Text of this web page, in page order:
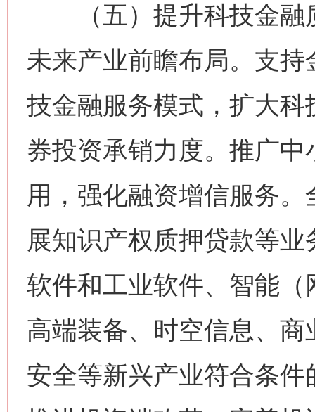
（五）提升科技金融
未来产业前瞻布局。支
技金融服务模式，扩大
券投资承销力度。推广
用，强化融资增信服务。
展知识产权质押贷款等
软件和工业软件、智能
高端装备、时空信息、
安全等新兴产业符合条